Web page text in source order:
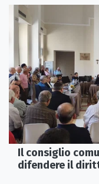
Il consiglio
difendere il